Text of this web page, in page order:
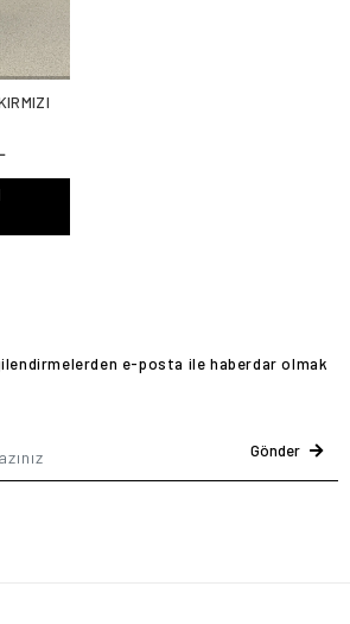
e-posta ile haberdar olmak
Gönder